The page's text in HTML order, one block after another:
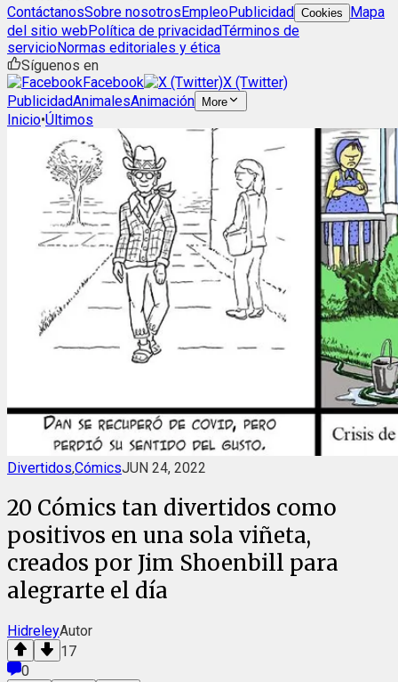
ContáctanosSobre nosotrosEmpleoPublicidad Cookies
Mapa
del sitio webPolítica de privacidadTérminos de
servicioNormas editoriales y ética
Síguenos en
Facebook
X (Twitter)
PublicidadAnimalesAnimación More
Inicio•Últimos
Divertidos,CómicsJUN 24, 2022
20 Cómics tan divertidos como
positivos en una sola viñeta,
creados por Jim Shoenbill para
alegrarte el día
HidreleyAutor
17
0